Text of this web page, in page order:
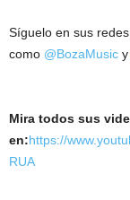
Síguelo en sus
como @BozaMusic y
Mira todos sus
en:https://
RUA